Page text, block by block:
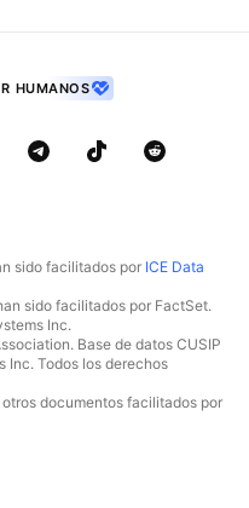
HUMANOS
sido facilitados por ICE Data
sido facilitados por FactSet.
Inc.
Base de datos CUSIP
Inc. Todos los derechos
documentos facilitados por